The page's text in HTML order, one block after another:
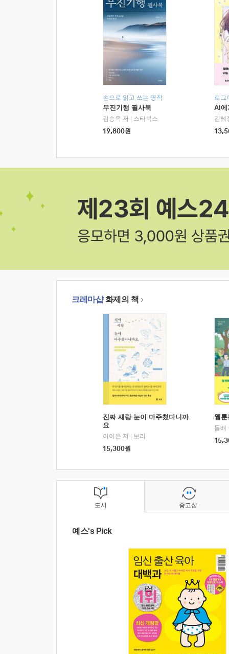
손으로 읽고 쓰는 명작
무진기행 필사북
김승옥 저
스타북스
19,800원
로그
AI에
김혜
크레마샵화제의 책
진짜 새랑 눈이 마주쳤다니까
요
이이은 저
보리
15,300원
웹
돌배
도서
예스's Pick
중고샵